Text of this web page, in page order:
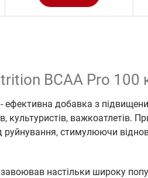
BCAA Pro 100
- ефективна добавка з
культуристів, важкоатлетів.
руйнування, стимулюючи
завоював настільки широку